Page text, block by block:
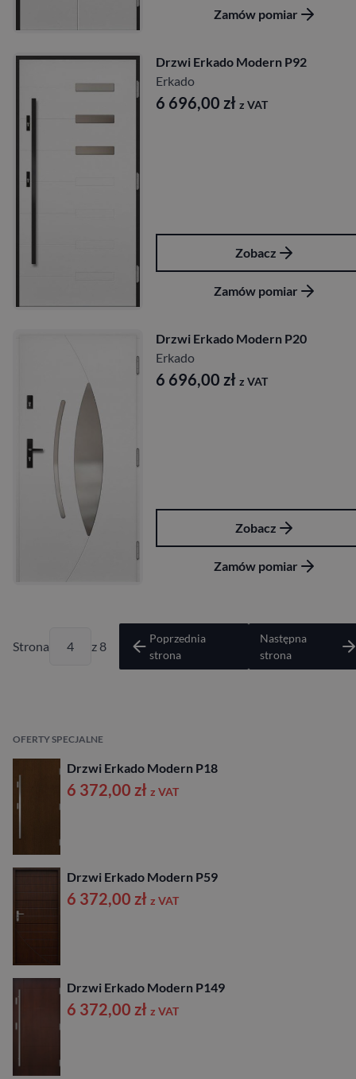
Zamów pomiar
Drzwi Erkado Modern P92
Erkado
6 696,00 zł z VAT
Zobacz
Zamów pomiar
Drzwi Erkado Modern P20
Erkado
6 696,00 zł z VAT
Zobacz
Zamów pomiar
Strona z 8
Poprzednia
strona
Następna
strona
OFERTY SPECJALNE
Drzwi Erkado Modern P18
6 372,00 zł z VAT
Drzwi Erkado Modern P59
6 372,00 zł z VAT
Drzwi Erkado Modern P149
6 372,00 zł z VAT